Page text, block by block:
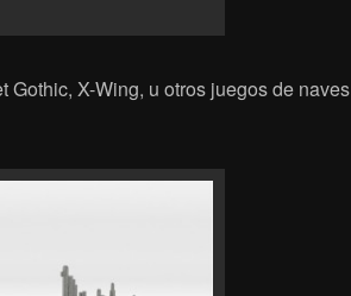
Gothic, X-Wing, u otros juegos de naves